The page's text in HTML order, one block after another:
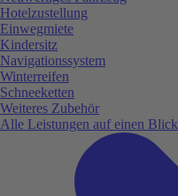
Hotelzustellung
Einwegmiete
Kindersitz
Navigationssystem
Winterreifen
Schneeketten
Weiteres Zubehör
Alle Leistungen auf einen Blick